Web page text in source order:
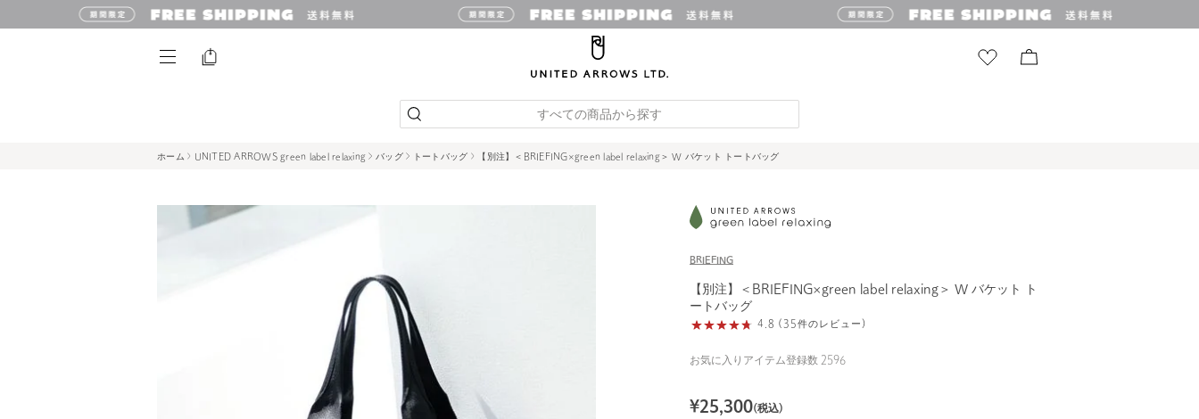
すべての商品から探す
ホーム UNITED ARROWS green label relaxing バッグ トートバッグ 【別注】＜BRIEFING×green label relaxing＞ W バケット トートバッグ
BRIEFING
【別注】＜BRIEFING×green label relaxing＞ W バケット ト
ートバッグ
4.8 (35件のレビュー)
お気に入りアイテム登録数 2596
¥25,300(税込)